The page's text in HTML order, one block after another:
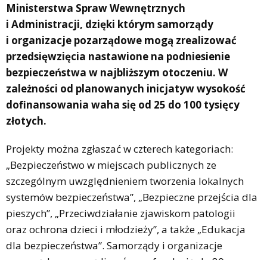
Ministerstwa Spraw Wewnętrznych
i Administracji, dzięki którym samorządy
i organizacje pozarządowe mogą zrealizować
przedsięwzięcia nastawione na podniesienie
bezpieczeństwa w najbliższym otoczeniu. W
zależności od planowanych inicjatyw wysokość
dofinansowania waha się od 25 do 100 tysięcy
złotych.
Projekty można zgłaszać w czterech kategoriach:
„Bezpieczeństwo w miejscach publicznych ze
szczególnym uwzględnieniem tworzenia lokalnych
systemów bezpieczeństwa”, „Bezpieczne przejścia dla
pieszych”, „Przeciwdziałanie zjawiskom patologii
oraz ochrona dzieci i młodzieży”, a także „Edukacja
dla bezpieczeństwa”. Samorządy i organizacje